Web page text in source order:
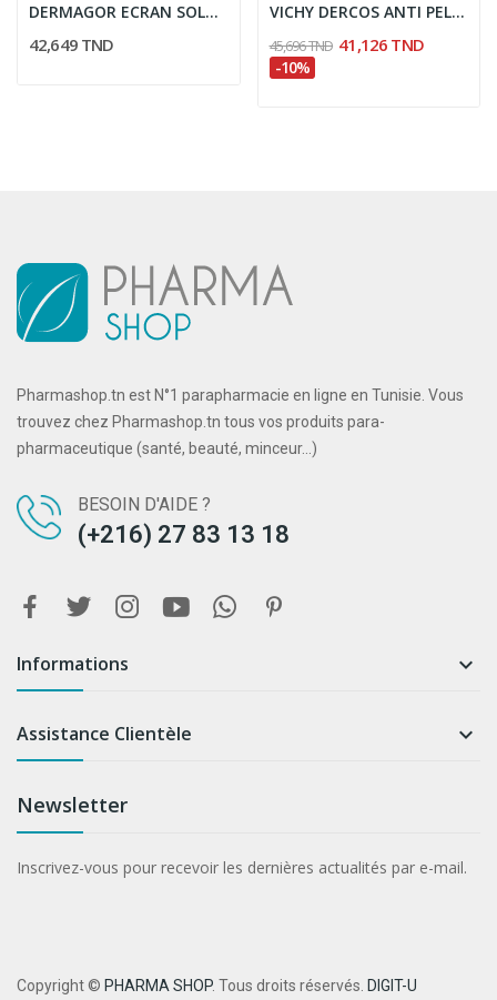
DERMAGOR ECRAN SOLAIRE INVISIBLE SPF50+ 40ML
42,649 TND
VICHY DERCOS ANTI PELLICULAIRE SHAMPOOING...
45,696 TND 41,126 TND
-10%
Pharmashop.tn est N°1 parapharmacie en ligne en Tunisie. Vous
trouvez chez Pharmashop.tn tous vos produits para-
pharmaceutique (santé, beauté, minceur...)
BESOIN D'AIDE ?
(+216) 27 83 13 18
Informations 
Assistance Clientèle 
Newsletter
Inscrivez-vous pour recevoir les dernières actualités par e-mail.
Copyright © PHARMA SHOP. Tous droits réservés. DIGIT-U